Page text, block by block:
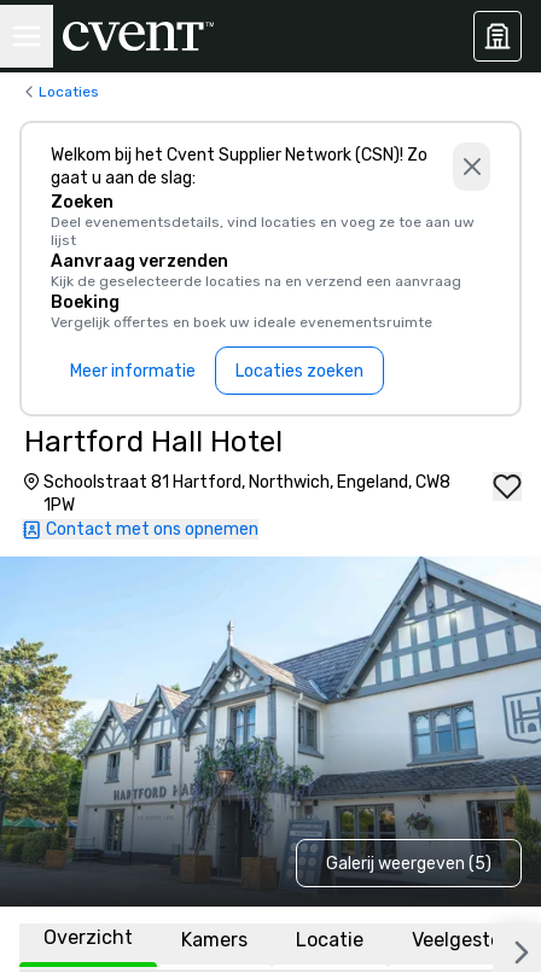
Locaties
Welkom bij het Cvent Supplier Network (CSN)! Zo
gaat u aan de slag:
Zoeken
Deel evenementsdetails, vind locaties en voeg ze toe aan uw
lijst
Aanvraag verzenden
Kijk de geselecteerde locaties na en verzend een aanvraag
Boeking
Vergelijk offertes en boek uw ideale evenementsruimte
Meer informatie Locaties zoeken
Hartford Hall Hotel
Schoolstraat 81 Hartford, Northwich, Engeland, CW8
1PW
Contact met ons opnemen
Galerij weergeven (5)
Overzicht Kamers Locatie Veelgestelde